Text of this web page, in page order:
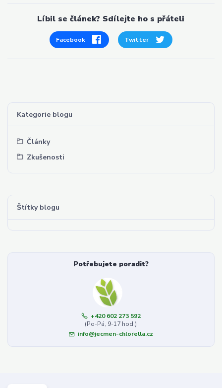
Kategorie blogu
Články
Zkušenosti
Štítky blogu
Potřebujete poradit?
+420 602 273 592
(Po-Pá, 9-17 hod.)
info@jecmen-chlorella.cz
Líbil se článek? Sdílejte ho s přáteli
Facebook Twitter